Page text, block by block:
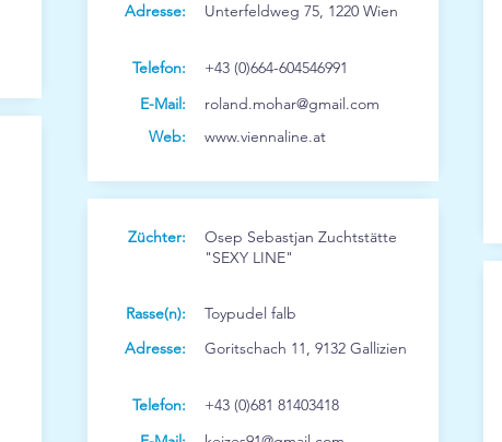
Adresse:
Unterfeldweg 75, 1220 Wien
Telefon:
+43 (0)664-604546991
E-Mail:
Web:
roland.mohar@gmail.com
www.viennaline.at
Züchter:
Osep Sebastjan Zuchtstätte
"SEXY LINE"
Rasse(n):
Adresse:
Toypudel falb
Goritschach 11, 9132 Gallizien
Telefon:
+43 (0)681 81403418